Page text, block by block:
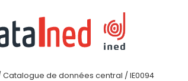
Catalogue de données central / IE0094